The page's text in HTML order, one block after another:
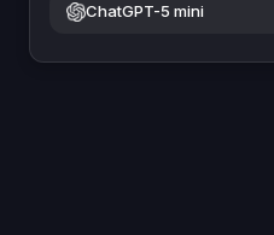
ChatGPT-5 mini